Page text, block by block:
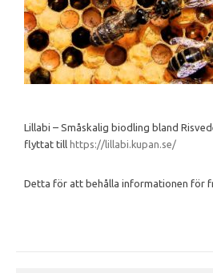
Lillabi – Småskalig biodling bland
flyttat till https://lillabi.kupan.se/
Detta för att behålla informationen för